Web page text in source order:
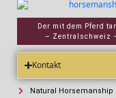
Der mit dem Pferd
– Zentralschweiz
Kontakt
Natural Horsemanship